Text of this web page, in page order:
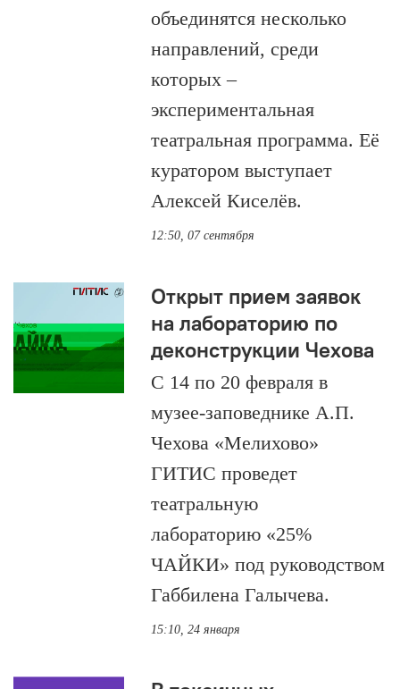
объединятся несколько
направлений, среди
которых –
экспериментальная
театральная программа. Её
куратором выступает
Алексей Киселёв.
12:50, 07 сентября
Открыт прием заявок
на лабораторию по
деконструкции Чехова
С 14 по 20 февраля в
музее-заповеднике А.П.
Чехова «Мелихово»
ГИТИС проведет
театральную
лабораторию «25%
ЧАЙКИ» под руководством
Габбилена Галычева.
15:10, 24 января